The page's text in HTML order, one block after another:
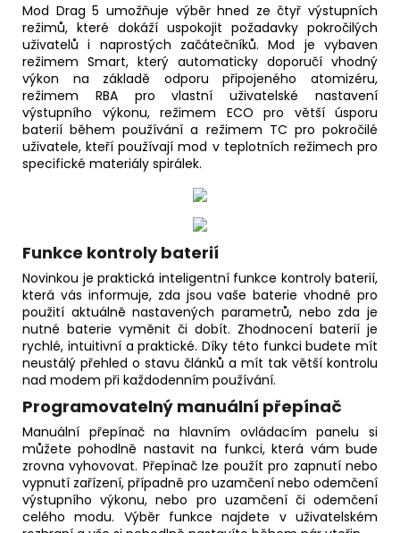
Mod Drag 5 umožňuje výběr hned ze čtyř výstupních
režimů, které dokáží uspokojit požadavky pokročilých
uživatelů i naprostých začátečníků. Mod je vybaven
režimem Smart, který automaticky doporučí vhodný
výkon na základě odporu připojeného atomizéru,
režimem RBA pro vlastní uživatelské nastavení
výstupního výkonu, režimem ECO pro větší úsporu
baterií během používání a režimem TC pro pokročilé
uživatele, kteří používají mod v teplotních režimech pro
specifické materiály spirálek.
Funkce kontroly baterií
Novinkou je praktická inteligentní funkce kontroly baterií,
která vás informuje, zda jsou vaše baterie vhodné pro
použití aktuálně nastavených parametrů, nebo zda je
nutné baterie vyměnit či dobít. Zhodnocení baterií je
rychlé, intuitivní a praktické. Díky této funkci budete mít
neustálý přehled o stavu článků a mít tak větší kontrolu
nad modem při každodenním používání.
Programovatelný manuální přepínač
Manuální přepínač na hlavním ovládacím panelu si
můžete pohodlně nastavit na funkci, která vám bude
zrovna vyhovovat. Přepínač lze použít pro zapnutí nebo
vypnutí zařízení, případně pro uzamčení nebo odemčení
výstupního výkonu, nebo pro uzamčení či odemčení
celého modu. Výběr funkce najdete v uživatelském